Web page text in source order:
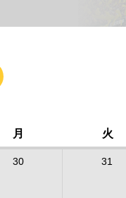
月
30
火
31